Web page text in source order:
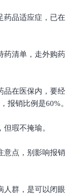
品适应症，已在
药清单，走外购药
品在医保内，要经
报销比例是60%。
瑕不掩瑜。
意点，别影响报销
人群，是可以闭眼